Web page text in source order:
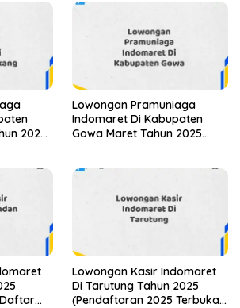
2025
Lowongan Pramuniaga
Indomaret Di Kabupaten
Gowa Maret Tahun 2025
Lowongan Kasir Indomaret
Di Tarutung Tahun 2025
(Pendaftaran 2025 Terbuka